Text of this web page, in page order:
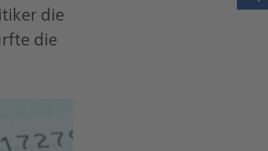
die
die